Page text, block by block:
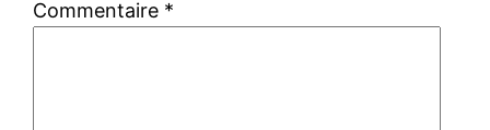
Commentaire *